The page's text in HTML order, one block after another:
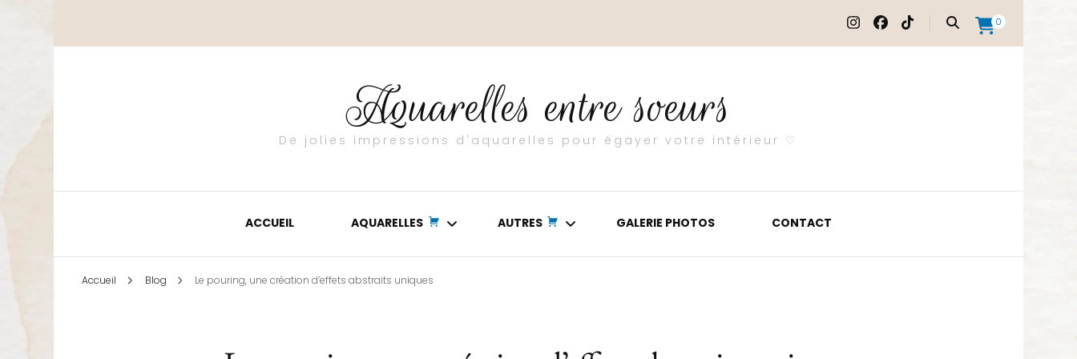
0
Aquarelles entre soeurs
De jolies impressions d'aquarelles pour égayer votre intérieur ♡
ACCUEIL AQUARELLES AUTRES GALERIE PHOTOS CONTACT
Accueil Blog Le pouring, une création d’effets abstraits uniques